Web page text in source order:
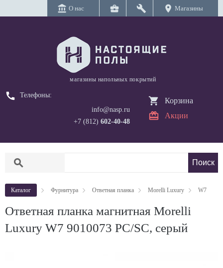
account_balance О нас business_center build location_on Магазины
магазины напольных покрытий
call
Телефоны:
info@nasp.ru
+7 (812) 602-40-48
Корзина
Акции
search
Каталог Фурнитура Ответная планка Morelli Luxury W7
Ответная планка магнитная Morelli
Luxury W7 9010073 PC/SC, серый